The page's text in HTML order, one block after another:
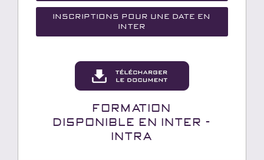
Inscriptions pour une date en
inter
Formation
Disponible en INTER -
INTRA